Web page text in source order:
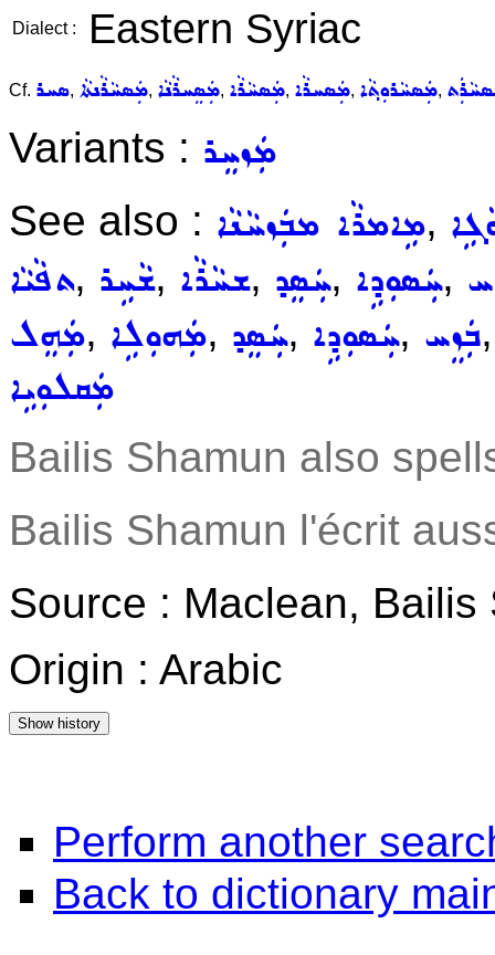
Dialect : Eastern Syriac
Cf. ܣܚܪ, ܡܲܣܚܵܪܵܢܬܵܐ, ܡܲܣܸܚܪܵܢܵܐ, ܡܲܣܚܵܪܵܐ, ܡܲܣܚܪܵܐ, ܡܲܣܚܵܪܘܼܬ݂ܵܐ,
Variants : ܡܲܙܚܸܪ
See also : ܡܹܐܡܪܵܐ ܡܒܲܙܚܵܢܵܐ,
ܬܦܵܝܵܐ, ܫܵܚܹܪ, ܫܚܵܪܵܐ, ܚܲܣܸܕ, ܚܲܣܘܼܕܹܐ,
ܡܲܗܸܠ, ܡܲܗܘܼܠܹܐ, ܚܲܣܸܕ, ܚܲܣܘܼܕܹܐ, ܒܲܙܸܚ
ܡܲܩܠܘܼܝܹܐ
Bailis Shamun also
Bailis Shamun l'écrit
Source : Maclean, Bailis
Origin : Arabic
Perform another
Back to dictionary